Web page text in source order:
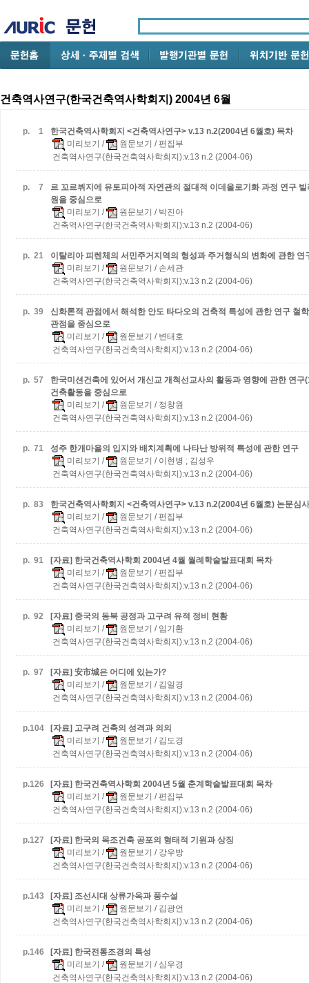
건축역사연구(한국건축역사학회지) 2004년 6월
p. 1
한국건축역사학회지 <건축역사연구> v.13 n.2(2004년 6월호) 목차
미리보기 / 원문보기 / 편집부
건축역사연구(한국건축역사학회지):v.13 n.2 (2004-06)
p. 7 르 꼬르뷔지에 유토피아적 자연관의 절대적 이데올로기화 과정 연구 빌
원을 중심으로
미리보기 / 원문보기 / 박진아
건축역사연구(한국건축역사학회지):v.13 n.2 (2004-06)
p. 21
이탈리아 피렌체의 서민주거지역의 형성과 주거형식의 변화에 관한 연
미리보기 / 원문보기 / 손세관
건축역사연구(한국건축역사학회지):v.13 n.2 (2004-06)
p. 39 신화론적 관점에서 해석한 안도 타다오의 건축적 특성에 관한 연구 철
관점을 중심으로
미리보기 / 원문보기 / 변태호
건축역사연구(한국건축역사학회지):v.13 n.2 (2004-06)
p. 57
한국미션건축에 있어서 개신교 개척선교사의 활동과 영향에 관한 연구
건축활동을 중심으로
미리보기 / 원문보기 / 정창원
건축역사연구(한국건축역사학회지):v.13 n.2 (2004-06)
p. 71
성주 한개마을의 입지와 배치계획에 나타난 방위적 특성에 관한 연구
미리보기 / 원문보기 / 이현병 ; 김성우
건축역사연구(한국건축역사학회지):v.13 n.2 (2004-06)
p. 83
한국건축역사학회지 <건축역사연구> v.13 n.2(2004년 6월호) 논문심
미리보기 / 원문보기 / 편집부
건축역사연구(한국건축역사학회지):v.13 n.2 (2004-06)
p. 91
[자료] 한국건축역사학회 2004년 4월 월례학술발표대회 목차
미리보기 / 원문보기 / 편집부
건축역사연구(한국건축역사학회지):v.13 n.2 (2004-06)
p. 92
[자료] 중국의 동북 공정과 고구려 유적 정비 현황
미리보기 / 원문보기 / 임기환
건축역사연구(한국건축역사학회지):v.13 n.2 (2004-06)
p. 97
[자료] 安市城은 어디에 있는가?
미리보기 / 원문보기 / 김일경
건축역사연구(한국건축역사학회지):v.13 n.2 (2004-06)
p.104
[자료] 고구려 건축의 성격과 의의
미리보기 / 원문보기 / 김도경
건축역사연구(한국건축역사학회지):v.13 n.2 (2004-06)
p.126
[자료] 한국건축역사학회 2004년 5월 춘계학술발표대회 목차
미리보기 / 원문보기 / 편집부
건축역사연구(한국건축역사학회지):v.13 n.2 (2004-06)
p.127
[자료] 한국의 목조건축 공포의 형태적 기원과 상징
미리보기 / 원문보기 / 강우방
건축역사연구(한국건축역사학회지):v.13 n.2 (2004-06)
p.143
[자료] 조선시대 상류가옥과 풍수설
미리보기 / 원문보기 / 김광언
건축역사연구(한국건축역사학회지):v.13 n.2 (2004-06)
p.146
[자료] 한국전통조경의 특성
미리보기 / 원문보기 / 심우경
건축역사연구(한국건축역사학회지):v.13 n.2 (2004-06)